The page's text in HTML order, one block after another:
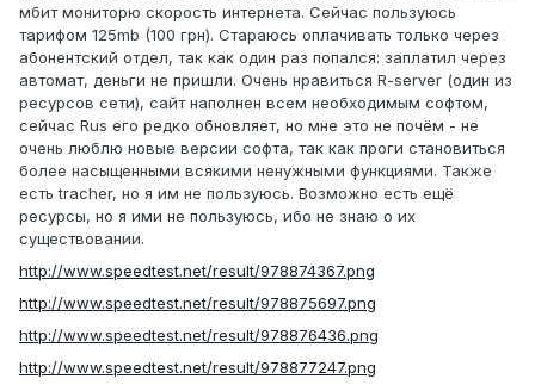
мбит мониторю скорость интернета. Сейчас пользуюсь
тарифом 125mb (100 грн). Стараюсь оплачивать только через
абонентский отдел, так как один раз попался: заплатил через
автомат, деньги не пришли. Очень нравиться R-server (один из
ресурсов сети), сайт наполнен всем необходимым софтом,
сейчас Rus его редко обновляет, но мне это не почём - не
очень люблю новые версии софта, так как проги становиться
более насыщенными всякими ненужными функциями. Также
есть tracher, но я им не пользуюсь. Возможно есть ещё
ресурсы, но я ими не пользуюсь, ибо не знаю о их
существовании.
http://www.speedtest.net/result/978874367.png
http://www.speedtest.net/result/978875697.png
http://www.speedtest.net/result/978876436.png
http://www.speedtest.net/result/978877247.png